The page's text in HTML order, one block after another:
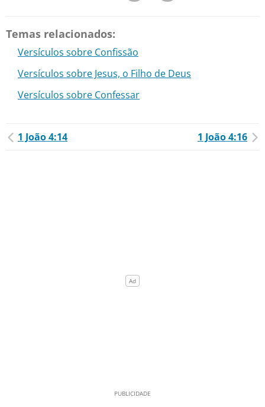
Temas relacionados:
Versículos sobre Confissão
Versículos sobre Jesus, o Filho de Deus
Versículos sobre Confessar
1 João 4:14 1 João 4:16